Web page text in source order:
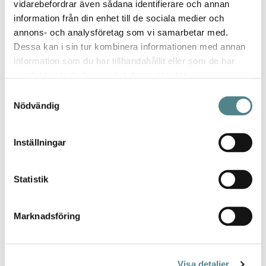
vidarebefordrar även sådana identifierare och annan
information från din enhet till de sociala medier och
annons- och analysföretag som vi samarbetar med.
Dessa kan i sin tur kombinera informationen med annan
information som du har tillhandahållit eller som de har
Nödvändig
Inställningar
Statistik
Marknadsföring
Bra & sköna skor!
100%
Supernöjd!
Bästa skorna
100%
Jättesköna skor som gör underverk för ryggen o fötterna då man
Fantastiska skor!
Betyg *